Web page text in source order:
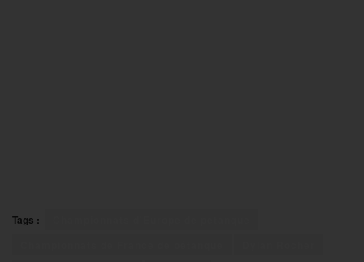
Tags :